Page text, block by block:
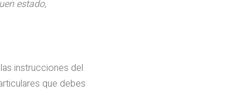
estado,
instrucciones del
que debes